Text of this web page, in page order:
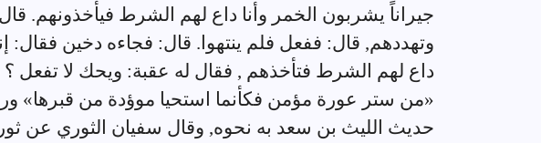
جيراناً يشربون الخمر وأنا داع لهم الشرط فيأخذونهم.
وتهددهم, قال: ففعل فلم ينتهوا. قال: فجاءه دخين فقال:
داع لهم الشرط فتأخذهم , فقال له عقبة: ويحك لا
«من ستر عورة مؤمن فكأنما استحيا موؤدة من قبرها»
حديث الليث بن سعد به نحوه, وقال سفيان الثوري عن